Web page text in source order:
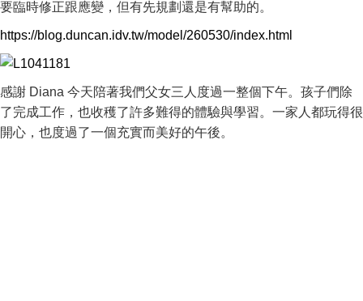
要臨時修正跟應變，但有先規劃還是有幫助的。
https://blog.duncan.idv.tw/model/260530/index.html
感謝 Diana 今天陪著我們父女三人度過一整個下午。孩子們除
了完成工作，也收穫了許多難得的體驗與學習。一家人都玩得很
開心，也度過了一個充實而美好的午後。